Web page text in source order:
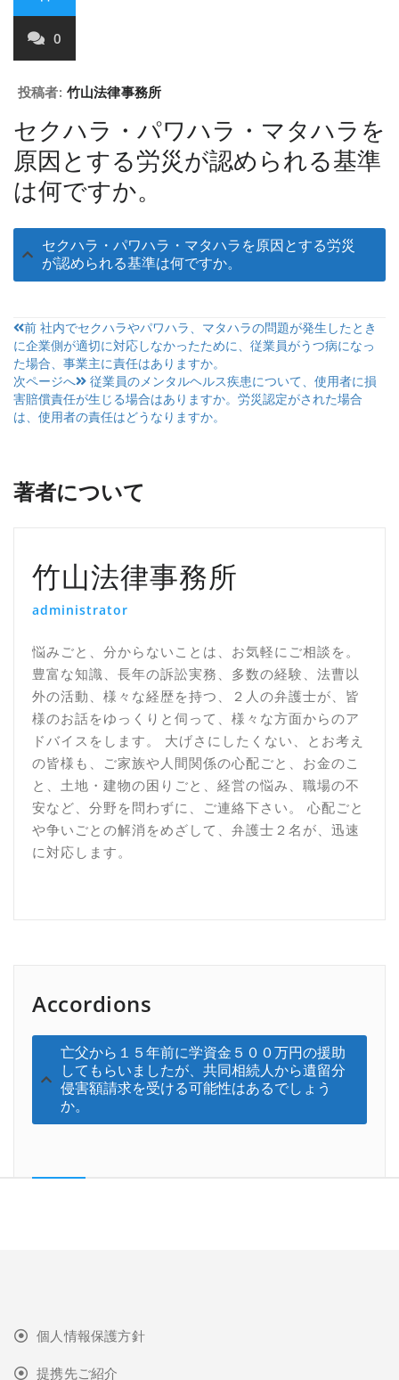
0
投稿者: 竹山法律事務所
セクハラ・パワハラ・マタハラを
原因とする労災が認められる基準
は何ですか。
セクハラ・パワハラ・マタハラを原因とする労災
が認められる基準は何ですか。
投
稿
ナ
ビ
ー
シ
ン
前 社内でセクハラやパワハラ、マタハラの問題が発生したとき
に企業側が適切に対応しなかったために、従業員がうつ病になっ
た場合、事業主に責任はありますか。
次ページへ
従業員のメンタルヘルス疾患について、使用者に損
害賠償責任が生じる場合はありますか。労災認定がされた場合
は、使用者の責任はどうなりますか。
著者について
竹山法律事務所
administrator
悩みごと、分からないことは、お気軽にご相談を。
豊富な知識、長年の訴訟実務、多数の経験、法曹以
外の活動、様々な経歴を持つ、２人の弁護士が、皆
様のお話をゆっくりと伺って、様々な方面からのア
ドバイスをします。 大げさにしたくない、とお考え
の皆様も、ご家族や人間関係の心配ごと、お金のこ
と、土地・建物の困りごと、経営の悩み、職場の不
安など、分野を問わずに、ご連絡下さい。 心配ごと
や争いごとの解消をめざして、弁護士２名が、迅速
に対応します。
Accordions
亡父から１５年前に学資金５００万円の援助
してもらいましたが、共同相続人から遺留分
侵害額請求を受ける可能性はあるでしょう
か。
個人情報保護方針
提携先ご紹介